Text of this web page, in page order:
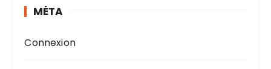
MÉTA
Connexion